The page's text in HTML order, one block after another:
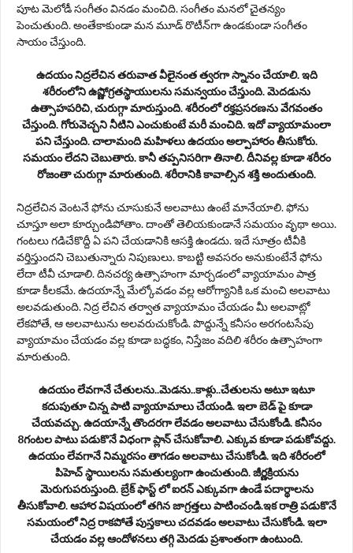
పూట మెలోడీ సంగీతం వినడం మంచిది. సంగీతం మనలో చైతన్యం
పెంచుతుంది. అంతేకాకుండా మన మూడ్‌ రొటీన్‌గా ఉండకుండా సంగీతం
సాయం చేస్తుంది.
ఉదయం నిద్రలేచిన తరువాత వీలైనంత త్వరగా స్నానం చేయాలి. ఇది
శరీరంలోని ఉష్ణోగ్రతస్థాయులను సమన్వయం చేస్తుంది. మెదడును
ఉత్సాహపరిచి, చురుగ్గా మారుస్తుంది. శరీరంలో రక్తప్రసరణను వేగవంతం
చేస్తుంది. గోరువెచ్చని నీటిని ఎంచుకుంటే మరీ మంచిది. ఇదో వ్యాయామంలా
పని చేస్తుంది. చాలామంది మహిళలు ఉదయం అల్పాహారం తీసుకోరు.
సమయం లేదని చెబుతారు. కానీ తప్పనిసరిగా తినాలి. దీనివల్ల కూడా శరీరం
రోజంతా చురుగ్గా మారుతుంది. శరీరానికి కావాల్సిన శక్తి అందుతుంది.
నిద్రలేచిన వెంటనే ఫోను చూసుకునే అలవాటు ఉంటే మానేయాలి. ఫోను
చూస్తూ అలా కూర్చుండిపోతాం. దాంతో తెలియకుండానే సమయం వృథా అయి.
గంటలు గడిచేకొద్దీ ఏ పని చేయడానికి ఆసక్తి ఉండదు. ఇదే సూత్రం టీవీకి
వర్తిస్తుందని చెబుతున్నారు నిపుణులు. కాబట్టి అవసరం అనుకుంటేనే ఫోను
లేదా టీవీ చూడాలి. దినచర్య ఉత్సాహంగా మార్చడంలో వ్యాయామం పాత్ర
కూడా కీలకమే. ఉదయాన్నే మేల్కోవడం వల్ల ఆరోగ్యానికి ఒక మంచి అలవాటు
అలవడుతుంది. నిద్ర లేచిన తర్వాత వ్యాయామం చేయడం మీ అలవాట్లో
లేకపోతే, ఆ అలవాటును అలవరుచుకోండి. పొద్దున్నే కనీసం అరగంటసేపు
వ్యాయామం చేయడం వల్ల కూడా బద్ధకం, నిస్తేజం వదిలి శరీరం ఉత్సాహంగా
మారుతుంది.
ఉదయం లేవగానే చేతులను..మెడను..కాళ్లు..చేతులను అటూ ఇటూ
కదుపుతూ చిన్న పాటి వ్యాయామాలు చేయండి. ఇలా బెడ్ పై కూడా
చేయవచ్చు. ఉదయాన్నే తొందరగా లేవడం అలవాటు చేసుకోండి. కనీసం
8గంటల పాటు పడుకొనే విధంగా ప్లాన్ చేసుకోవాలి. ఎక్కువ కూడా పడుకోవద్దు.
ఉదయం లేవగానే నిమ్మరసం తాగడం అలవాటు చేసుకోండి. ఇది శరీరంలో
పిహెచ్ స్థాయిలను సమతుల్యంగా ఉంచుతుంది. జీర్ణక్రియను
మెరుగుపరుస్తుంది. బ్రేక్ ఫాస్ట్ లో ఐరన్ ఎక్కువగా ఉండే పదార్థాలను
తీసుకోవాలి. ఆహార విషయంలో తగిన జాగ్రత్తలు పాటించండి.ఇక రాత్రి పడుకొనే
సమయంలో నిద్ర రాకపోతే పుస్తకాలు చదవడం అలవాటు చేసుకోండి. ఇలా
చేయడం వల్ల ఆందోళనలు తగ్గి మెదడు ప్రశాంతంగా ఉంటుంది.